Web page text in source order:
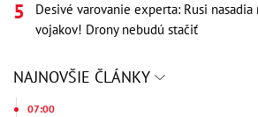
Desivé varovanie experta: Rusi nasadia
vojakov! Drony nebudú stačiť
NAJNOVŠIE ČLÁNKY
07:00